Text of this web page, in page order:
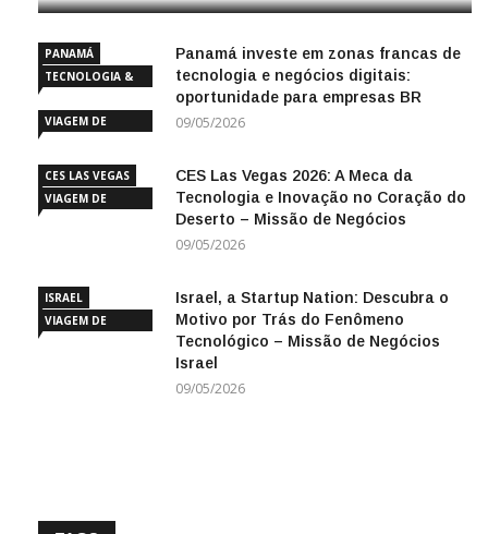
PANAMÁ
TECNOLOGIA &
VIAGEM DE
Panamá investe em zonas francas de
tecnologia e negócios digitais:
oportunidade para empresas BR
09/05/2026
CES LAS VEGAS
VIAGEM DE
CES Las Vegas 2026: A Meca da
Tecnologia e Inovação no Coração do
Deserto – Missão de Negócios
09/05/2026
ISRAEL
VIAGEM DE
Israel, a Startup Nation: Descubra o
Motivo por Trás do Fenômeno
Tecnológico – Missão de Negócios
Israel
09/05/2026